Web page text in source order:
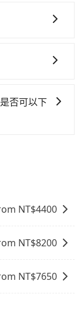
且更會額外浪
用。
$7,100。當然
還有段路，且
時可能遭遇各
27%會採現
較貴的計程
包車或計程
違法可能被
上不必要的
高300萬乘客
開頭，只要
輸，例如：
在。
或離開火車
到達或離開火
否可以下
，建議可以使
14天內到超商
NT$4400
NT$8200
NT$7650